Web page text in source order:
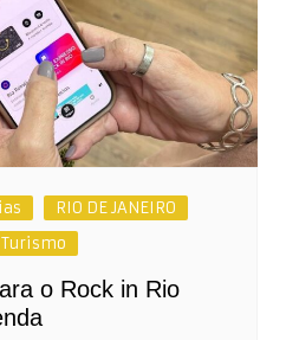
RIO DE JANEIRO
Turismo
o Rock in Rio